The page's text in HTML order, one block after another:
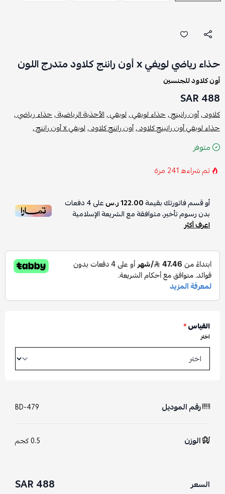
حذاء رياضي لويفي x أون راننج كلاود متدرج اللون
أون كلاود للجنسين
488 SAR
كلاود ,أون رانينج ,حذاء لويفي ,لويفي ,الأحذية الرياضية ,حذاء رياضي ,
حذاء لويفي أون رانينج كلاود ,أون راننج كلاود ,لويفي x أون راننج ,
متوفر
تم شراءه241 مرة
أو قسم فاتورتك بقيمة122.00 ر.س على4دفعات
بدون رسوم تأخير، متوافقة مع الشريعة الإسلامية
اعرف أكثر
القياس*
اختر
رقم الموديل BD-479
الوزن 0.5 كجم
السعر 488 SAR